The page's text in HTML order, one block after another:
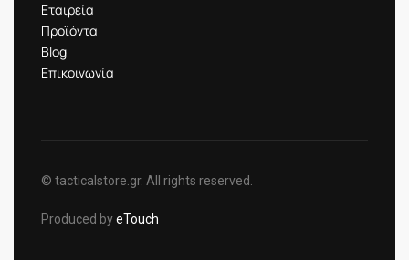
Εταιρεία
Προϊόντα
Blog
Επικοινωνία
© tacticalstore.gr. All rights reserved.
Produced byeTouch